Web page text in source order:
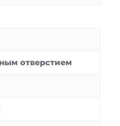
отверстием